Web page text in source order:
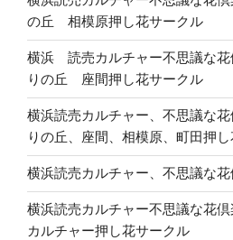
の丘 相模原押し花サークル
横浜 読売カルチャー不思議な花
りの丘 座間押し花サークル
横浜読売カルチャー、不思議な
りの丘、座間、相模原、町田押
横浜読売カルチャー、不思議な
横浜読売カルチャー不思議な花
カルチャー押し花サークル